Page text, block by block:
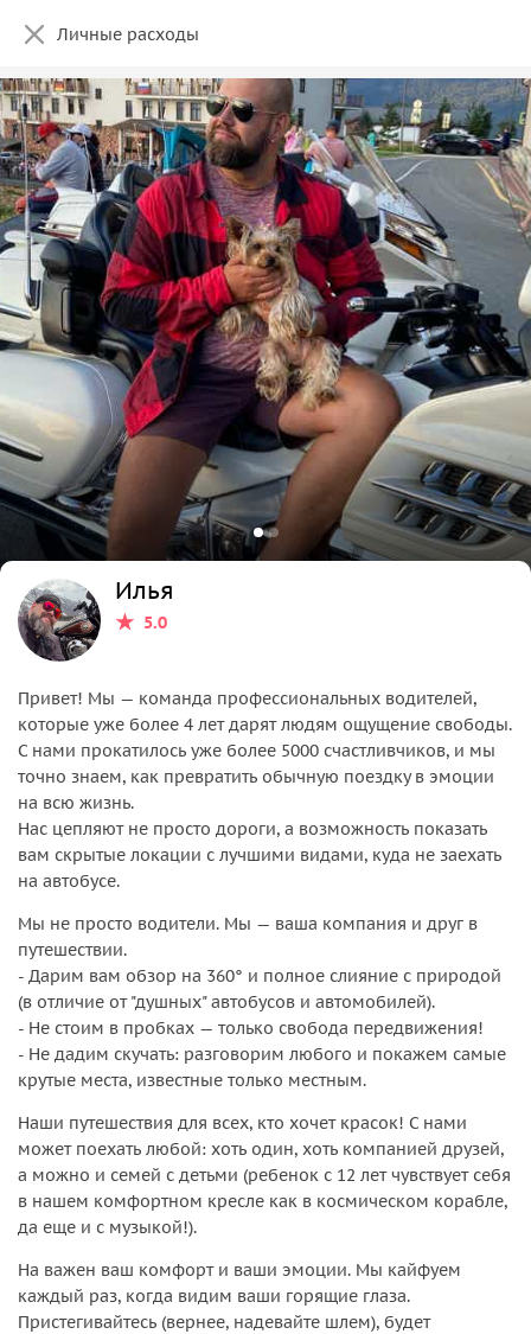
Личные расходы
Илья
5.0
Привет! Мы — команда профессиональных водителей,
которые уже более 4 лет дарят людям ощущение свободы.
С нами прокатилось уже более 5000 счастливчиков, и мы
точно знаем, как превратить обычную поездку в эмоции
на всю жизнь.
Нас цепляют не просто дороги, а возможность показать
вам скрытые локации с лучшими видами, куда не заехать
на автобусе.
Мы не просто водители. Мы — ваша компания и друг в
путешествии.
- Дарим вам обзор на 360° и полное слияние с природой
(в отличие от "душных" автобусов и автомобилей).
- Не стоим в пробках — только свобода передвижения!
- Не дадим скучать: разговорим любого и покажем самые
крутые места, известные только местным.
Наши путешествия для всех, кто хочет красок! С нами
может поехать любой: хоть один, хоть компанией друзей,
а можно и семей с детьми (ребенок с 12 лет чувствует себя
в нашем комфортном кресле как в космическом корабле,
да еще и с музыкой!).
На важен ваш комфорт и ваши эмоции. Мы кайфуем
каждый раз, когда видим ваши горящие глаза.
Пристегивайтесь (вернее, надевайте шлем), будет